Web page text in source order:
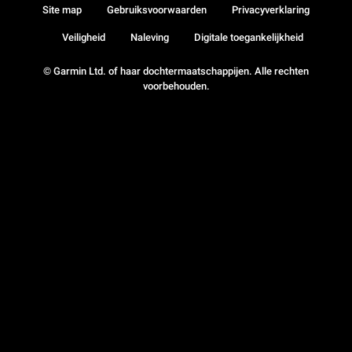
© Garmin Ltd. of haar dochtermaatschappijen. Alle rechten
voorbehouden.
Site map Gebruiksvoorwaarden Privacyverklaring
Veiligheid Naleving Digitale toegankelijkheid